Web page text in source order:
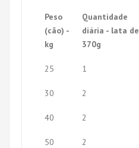
Peso
(cão) -
kg
Quantidade
diária - lata de
370g
25 1
30 2
40 2
50 2